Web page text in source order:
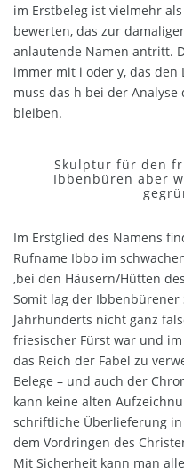
im Erstbeleg ist vielmehr
bewerten, das zur
anlautende Namen antritt.
immer mit i oder y, das den
muss das h bei der
bleiben.
Skulptur für den
Ibbenbüren aber
Im Erstglied des Namens
Rufname Ibbo im
‚bei den Häusern/Hütten
Somit lag der Ibbenbürener
Jahrhunderts nicht ganz
friesischer Fürst war und
das Reich der Fabel zu
Belege – und auch der
kann keine alten
schriftliche Überlieferung
dem Vordringen des
Mit Sicherheit kann man